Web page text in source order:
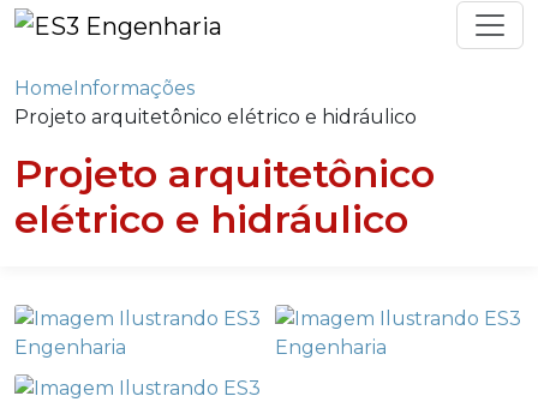
HomeInformações
Projeto arquitetônico elétrico e hidráulico
Projeto arquitetônico
elétrico e hidráulico